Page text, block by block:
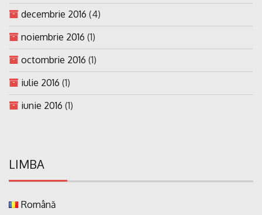
decembrie 2016 (4)
noiembrie 2016 (1)
octombrie 2016 (1)
iulie 2016 (1)
iunie 2016 (1)
LIMBA
Română